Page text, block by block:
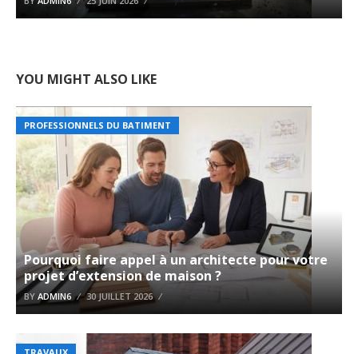
YOU MIGHT ALSO LIKE
PROFESSIONNELS DU BATIMENT
Pourquoi faire appel à un architecte pour votre
projet d’extension de maison ?
BY ADMIN6 30 JUILLET 2026